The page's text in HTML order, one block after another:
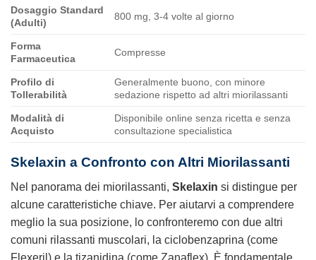
Dosaggio Standard
(Adulti)
800 mg, 3-4 volte al giorno
Forma
Farmaceutica
Compresse
Profilo di
Tollerabilità
Generalmente buono, con minore
sedazione rispetto ad altri miorilassanti
Modalità di
Acquisto
Disponibile online senza ricetta e senza
consultazione specialistica
Skelaxin a Confronto con Altri Miorilassanti
Nel panorama dei miorilassanti, Skelaxin si distingue per
alcune caratteristiche chiave. Per aiutarvi a comprendere
meglio la sua posizione, lo confronteremo con due altri
comuni rilassanti muscolari, la ciclobenzaprina (come
Flexeril) e la tizanidina (come Zanaflex). È fondamentale